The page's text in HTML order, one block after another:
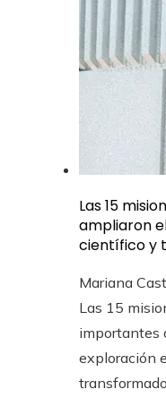
Las 15
ampliaron
científico y
Mariana
Las 15
importantes
exploración